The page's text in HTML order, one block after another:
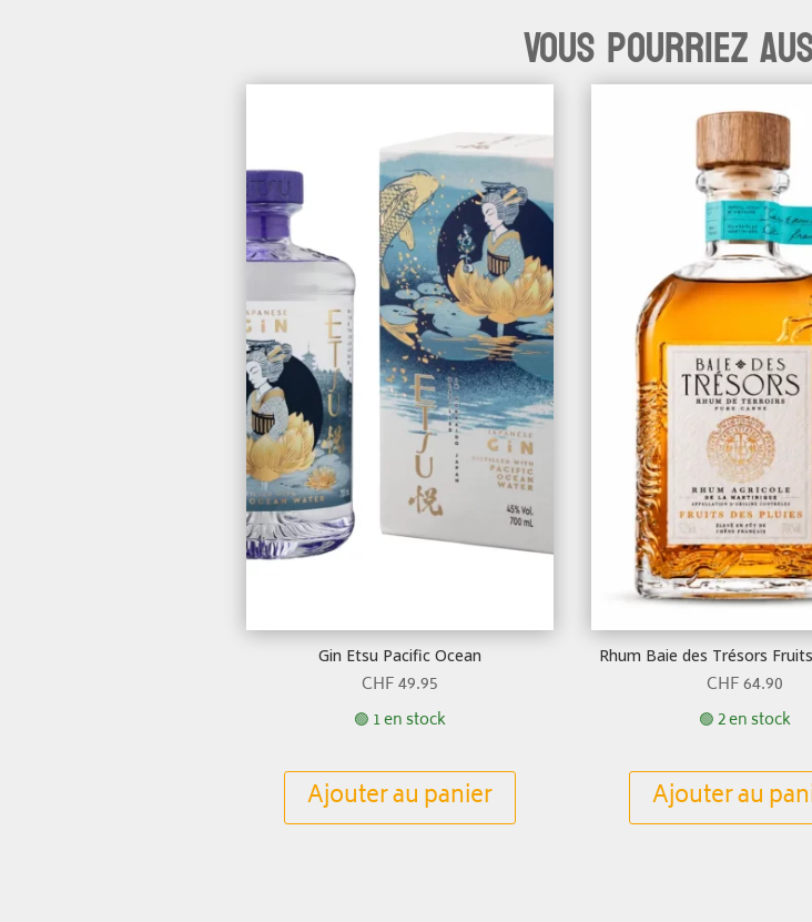
Vous pourriez
Gin Etsu Pacific Ocean
CHF49.95
🟢 1 en stock
Ajouter au panier
Rhum Baie des Trésors
CHF64.90
🟢 2 en stock
Ajouter au